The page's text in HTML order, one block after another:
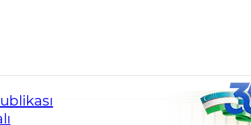
орынланыўы